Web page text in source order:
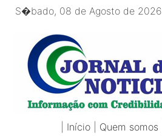
S�bado, 08 de Agosto de 2026
Início Quem somos